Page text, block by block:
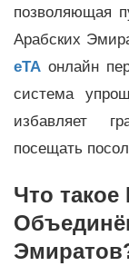
позволяющая
Арабских
eTA онлайн
система
избавляет
посещать
Что такое